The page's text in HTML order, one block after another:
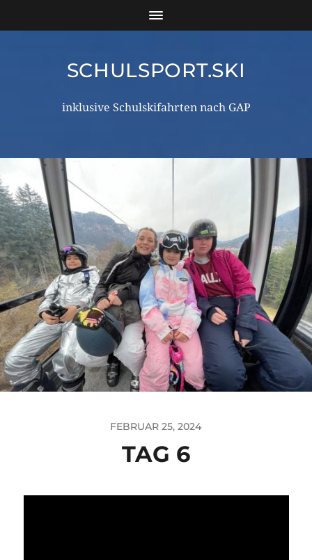
SCHULSPORT.SKI
inklusive Schulskifahrten nach GAP
FEBRUAR 25, 2024
TAG 6